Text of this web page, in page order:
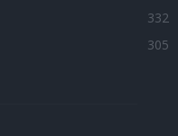
332
305